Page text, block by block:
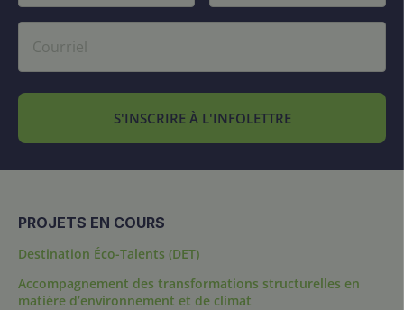
S'INSCRIRE À L'INFOLETTRE
PROJETS EN COURS
Destination Éco-Talents (DET)
Accompagnement des transformations structurelles en
matière d’environnement et de climat